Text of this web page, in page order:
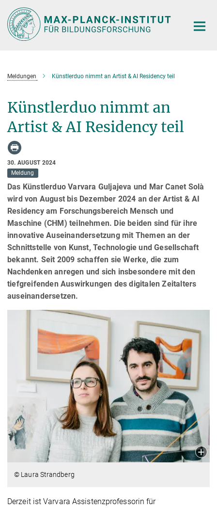
Hauptinhalt
Meldungen Künstlerduo nimmt an Artist & AI Residency teil
Künstlerduo nimmt an
Artist & AI Residency teil
30. AUGUST 2024
Meldung
Das Künstlerduo Varvara Guljajeva und Mar Canet Solà
wird von August bis Dezember 2024 an der Artist & AI
Residency am Forschungsbereich Mensch und
Maschine (CHM) teilnehmen. Die beiden sind für ihre
innovative Auseinandersetzung mit Themen an der
Schnittstelle von Kunst, Technologie und Gesellschaft
bekannt. Seit 2009 schaffen sie Werke, die zum
Nachdenken anregen und sich insbesondere mit den
tiefgreifenden Auswirkungen des digitalen Zeitalters
auseinandersetzen.
© Laura Strandberg
Derzeit ist Varvara Assistenzprofessorin für